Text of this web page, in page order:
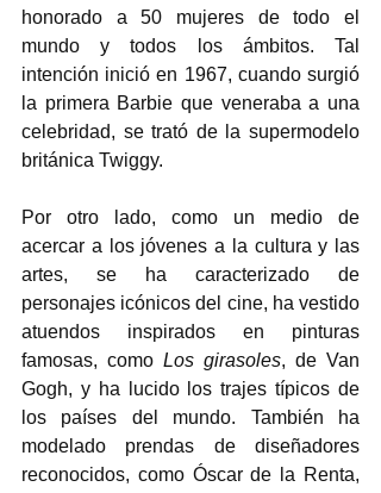
honorado a 50 mujeres de todo el
mundo y todos los ámbitos. Tal
intención inició en 1967, cuando surgió
la primera Barbie que veneraba a una
celebridad, se trató de la supermodelo
británica Twiggy.
Por otro lado, como un medio de
acercar a los jóvenes a la cultura y las
artes, se ha caracterizado de
personajes icónicos del cine, ha vestido
atuendos inspirados en pinturas
famosas, como Los girasoles, de Van
Gogh, y ha lucido los trajes típicos de
los países del mundo. También ha
modelado prendas de diseñadores
reconocidos, como Óscar de la Renta,